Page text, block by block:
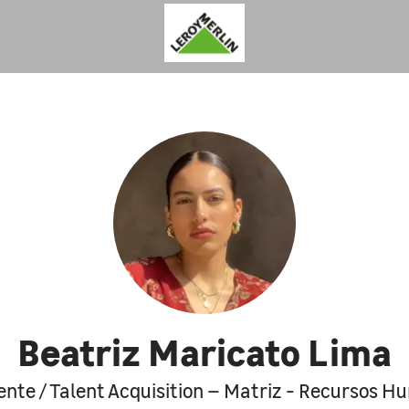
Beatriz Maricato Lima
/ Talent Acquisition – Matriz - Recursos